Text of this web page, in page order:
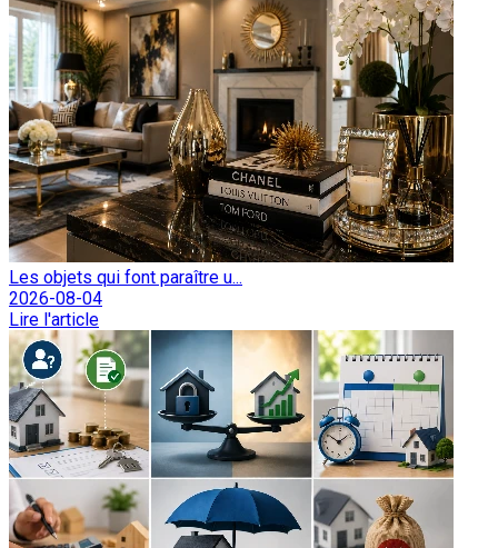
Les objets qui font paraître u...
2026-08-04
Lire l'article